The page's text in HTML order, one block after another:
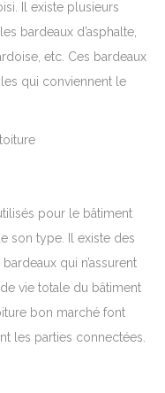
Il existe plusieurs
bardeaux d’asphalte,
etc. Ces bardeaux
qui conviennent le
pour le bâtiment
son type. Il existe des
qui n’assurent
vie totale du bâtiment
bon marché font
les parties connectées.